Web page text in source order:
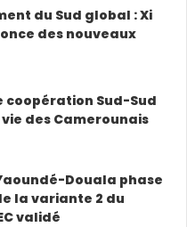
du Sud global : Xi
des nouveaux
coopération Sud-Sud
des Camerounais
Douala phase
la variante 2 du
validé